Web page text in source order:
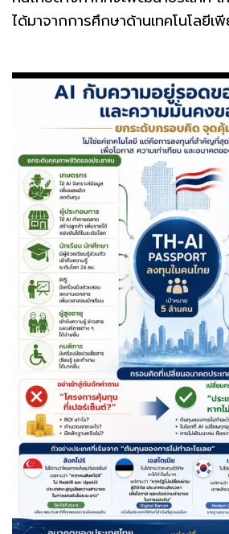
ได้มาจากการศึกษาด้านเทคโนโลยีเ